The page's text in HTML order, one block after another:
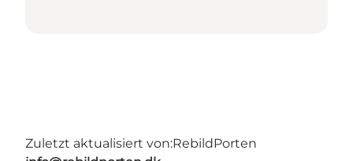
Zuletzt aktualisiert von:RebildPorten